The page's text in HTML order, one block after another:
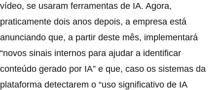
vídeo, se usaram ferramentas de IA. Agora,
praticamente dois anos depois, a empresa está
anunciando que, a partir deste mês, implementará
“novos sinais internos para ajudar a identificar
conteúdo gerado por IA” e que, caso os sistemas da
plataforma detectarem o “uso significativo de IA